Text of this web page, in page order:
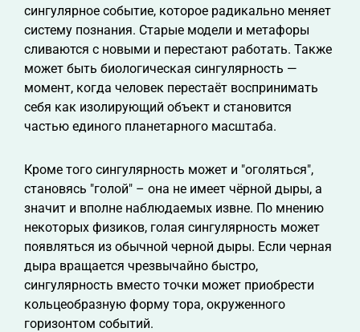
сингулярное событие, которое радикально меняет
систему познания. Старые модели и метафоры
сливаются с новыми и перестают работать. Также
может быть биологическая сингулярность —
момент, когда человек перестаёт воспринимать
себя как изолирующий объект и становится
частью единого планетарного масштаба.
Кроме того сингулярность может и "оголяться",
становясь "голой" – она не имеет чёрной дыры, а
значит и вполне наблюдаемых извне. По мнению
некоторых физиков, голая сингулярность может
появляться из обычной черной дыры. Если черная
дыра вращается чрезвычайно быстро,
сингулярность вместо точки может приобрести
кольцеобразную форму тора, окруженного
горизонтом событий.